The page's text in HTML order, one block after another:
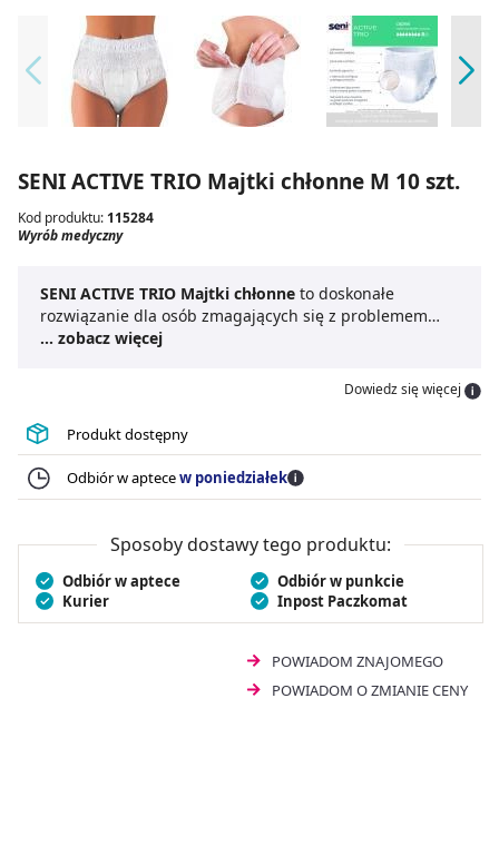
SENI ACTIVE TRIO Majtki chłonne M 10 szt.
Kod produktu: 115284
Wyrób medyczny
SENI ACTIVE TRIO Majtki chłonne to doskonałe
rozwiązanie dla osób zmagających się z problemem
nietrzymania moczu w stopniu ciężkim. To produkt
zapewniają uczucie
moczu oraz umożliwiają swobodne oddychanie skóry.
Są odpowiednie zarówno dla kobiet, jak i mężczyzn. Ze
względu na wysoką chłonność polecane są również do
stosowania w nocy.
... zobacz więcej
Dowiedz się więcej
Produkt dostępny
Odbiór w aptecew poniedziałek
Sposoby dostawy tego produktu:
Odbiór w aptece
Odbiór w punkcie
Kurier
Inpost Paczkomat
POWIADOM ZNAJOMEGO
POWIADOM O ZMIANIE CENY